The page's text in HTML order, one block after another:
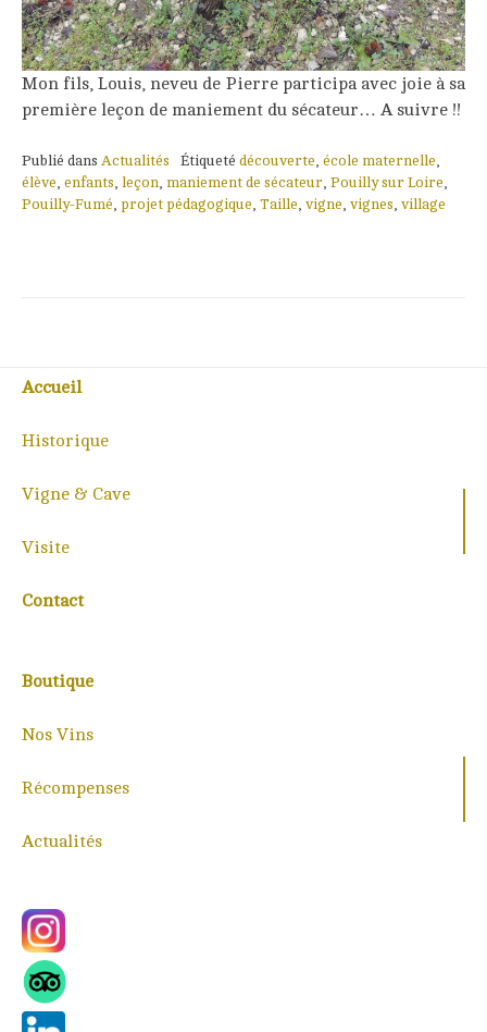
Mon fils, Louis, neveu de Pierre participa avec joie à sa
première leçon de maniement du sécateur… A suivre !!
Publié dans Actualités Étiqueté découverte, école maternelle,
élève, enfants, leçon, maniement de sécateur, Pouilly sur Loire,
Pouilly-Fumé, projet pédagogique, Taille, vigne, vignes, village
Accueil
Historique
Vigne & Cave
Visite
Contact
Boutique
Nos Vins
Récompenses
Actualités